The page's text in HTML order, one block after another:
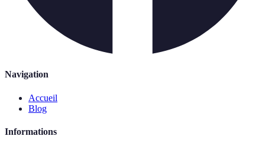
Navigation
Accueil
Blog
Informations